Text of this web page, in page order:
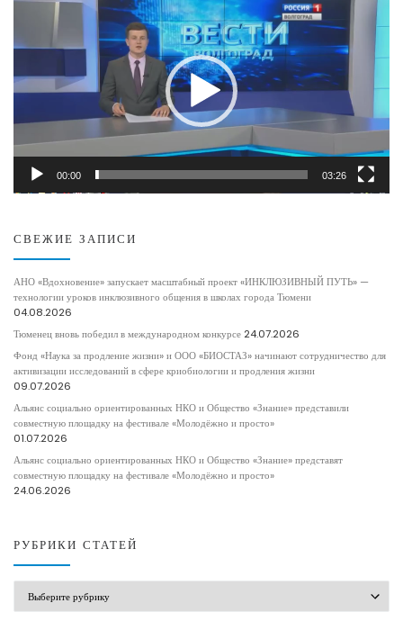
00:00 03:26
СВЕЖИЕ ЗАПИСИ
АНО «Вдохновение» запускает масштабный проект «ИНКЛЮЗИВНЫЙ ПУТЬ» —
технологии уроков инклюзивного общения в школах города Тюмени
04.08.2026
Тюменец вновь победил в международном конкурсе 24.07.2026
Фонд «Наука за продление жизни» и ООО «БИОСТАЗ» начинают сотрудничество для
активизации исследований в сфере криобиологии и продления жизни
09.07.2026
Альянс социально ориентированных НКО и Общество «Знание» представили
совместную площадку на фестивале «Молодёжно и просто»
01.07.2026
Альянс социально ориентированных НКО и Общество «Знание» представят
совместную площадку на фестивале «Молодёжно и просто»
24.06.2026
РУБРИКИ СТАТЕЙ